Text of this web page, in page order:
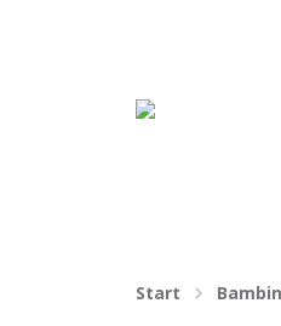
Häng nicht
Start